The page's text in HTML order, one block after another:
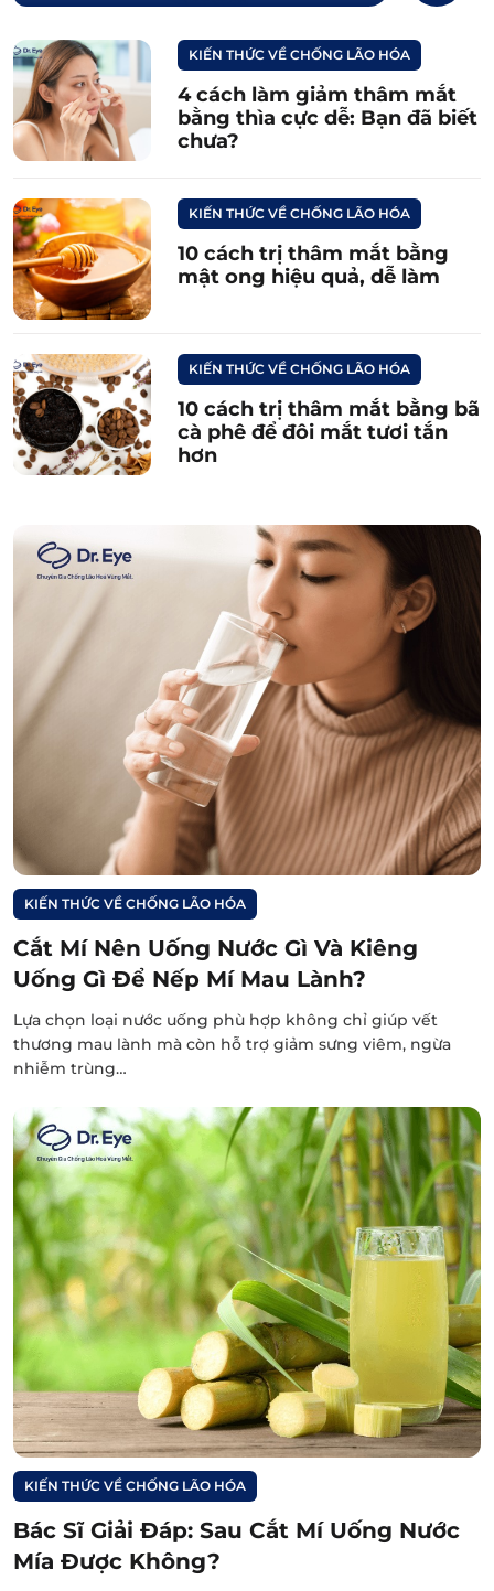
KIẾN THỨC VỀ CHỐNG LÃO HÓA
4 cách làm giảm thâm mắt
bằng thìa cực dễ: Bạn đã biết
chưa?
KIẾN THỨC VỀ CHỐNG LÃO HÓA
10 cách trị thâm mắt bằng
mật ong hiệu quả, dễ làm
KIẾN THỨC VỀ CHỐNG LÃO HÓA
10 cách trị thâm mắt bằng bã
cà phê để đôi mắt tươi tắn
hơn
KIẾN THỨC VỀ CHỐNG LÃO HÓA
Cắt Mí Nên Uống Nước Gì Và Kiêng
Uống Gì Để Nếp Mí Mau Lành?
Lựa chọn loại nước uống phù hợp không chỉ giúp vết
thương mau lành mà còn hỗ trợ giảm sưng viêm, ngừa
nhiễm trùng…
KIẾN THỨC VỀ CHỐNG LÃO HÓA
Bác Sĩ Giải Đáp: Sau Cắt Mí Uống Nước
Mía Được Không?